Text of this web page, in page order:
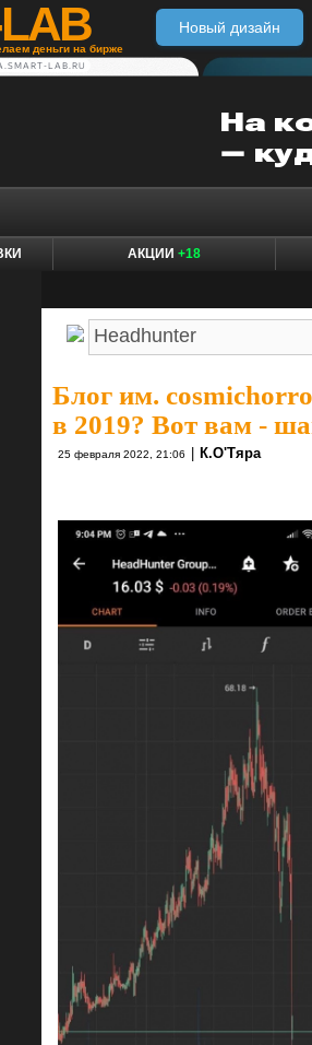
деньги на бирже
Новый дизайн
LAB.RU
АКЦИИ +18
Блог им.
в 2019? Вот вам -
25 февраля 2022, 21:06 К.О'Тяра